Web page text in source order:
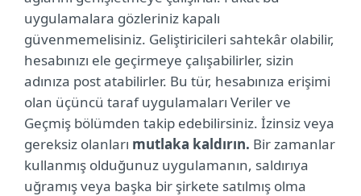
uygulamalara gözleriniz kapalı
güvenmemelisiniz. Geliştiricileri sahtekâr olabilir,
hesabınızı ele geçirmeye çalışabilirler, sizin
adınıza post atabilirler. Bu tür, hesabınıza erişimi
olan üçüncü taraf uygulamaları Veriler ve
Geçmiş bölümden takip edebilirsiniz. İzinsiz veya
gereksiz olanları mutlaka kaldırın. Bir zamanlar
kullanmış olduğunuz uygulamanın, saldırıya
uğramış veya başka bir şirkete satılmış olma